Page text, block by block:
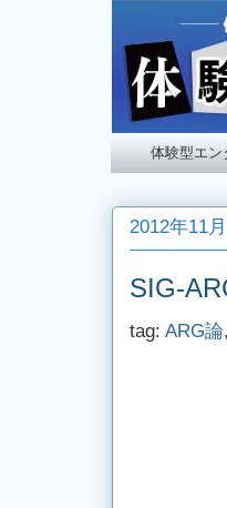
体験型エン
2012年11
SIG-
tag: ARG論,